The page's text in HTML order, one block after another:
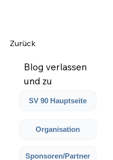
Zurück
Blog verlassen
und zu
Webseite:
SV 90 Hauptseite
Organisation
Sponsoren/Partner